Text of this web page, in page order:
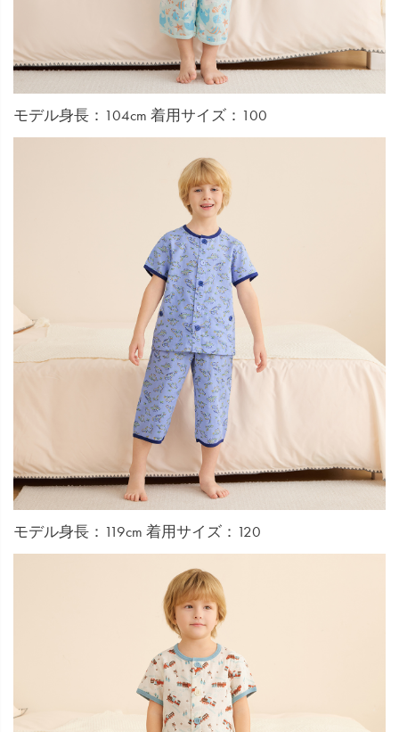
モデル身長：104cm 着用サイズ：100
モデル身長：119cm 着用サイズ：120